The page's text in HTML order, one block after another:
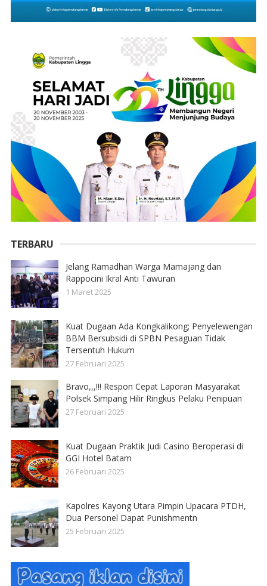
TERBARU
Jelang Ramadhan Warga Mamajang dan
Rappocini Ikral Anti Tawuran
1 Maret 2025
Kuat Dugaan Ada Kongkalikong; Penyelewengan
BBM Bersubsidi di SPBN Pesaguan Tidak
Tersentuh Hukum
27 Februari 2025
Bravo,,,!!! Respon Cepat Laporan Masyarakat
Polsek Simpang Hilir Ringkus Pelaku Penipuan
27 Februari 2025
Kuat Dugaan Praktik Judi Casino Beroperasi di
GGI Hotel Batam
26 Februari 2025
Kapolres Kayong Utara Pimpin Upacara PTDH,
Dua Personel Dapat Punishmentn
25 Februari 2025